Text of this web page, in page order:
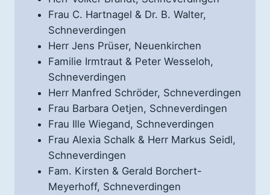
Frau C. Hartnagel & Dr. B. Walter,
Schneverdingen
Herr Jens Prüser, Neuenkirchen
Familie Irmtraut & Peter Wesseloh,
Schneverdingen
Herr Manfred Schröder, Schneverdingen
Frau Barbara Oetjen, Schneverdingen
Frau Ille Wiegand, Schneverdingen
Frau Alexia Schalk & Herr Markus Seidl,
Schneverdingen
Fam. Kirsten & Gerald Borchert-
Meyerhoff, Schneverdingen